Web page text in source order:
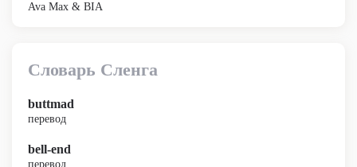
Ava Max & BIA
Словарь Сленга
buttmad
перевод
bell-end
перевод